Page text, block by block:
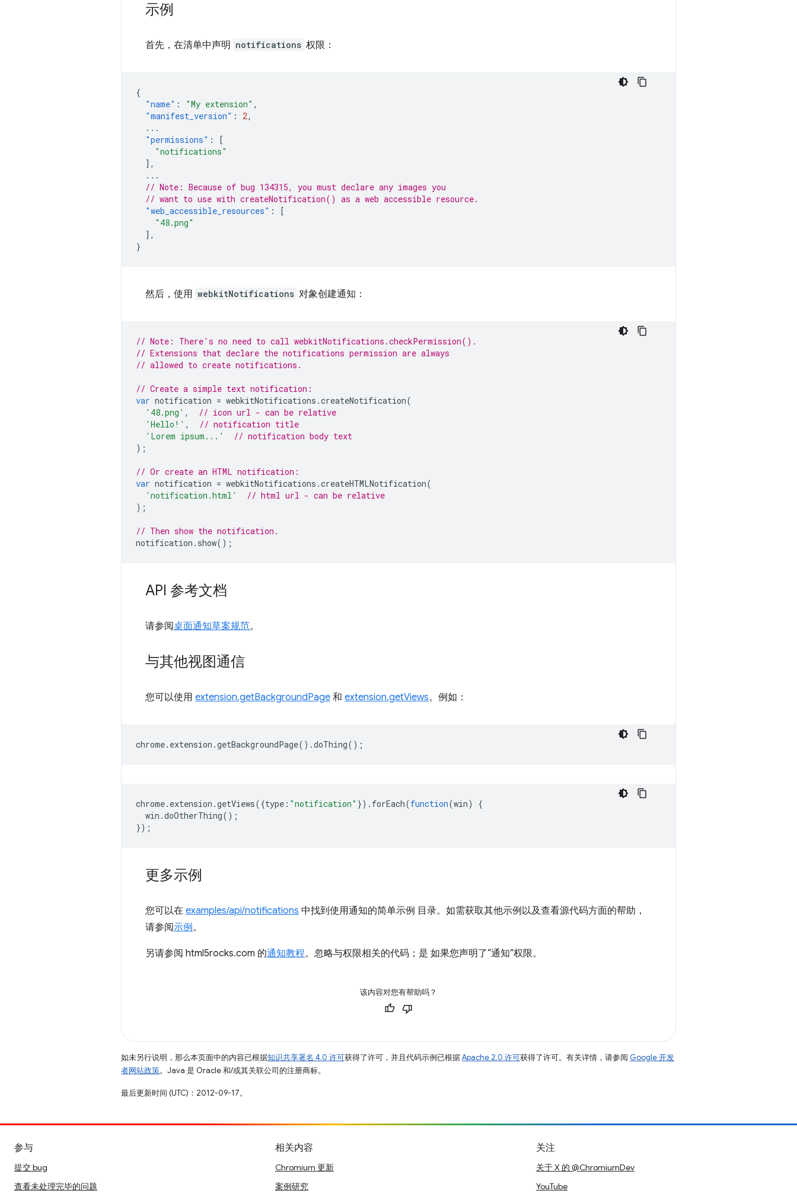
示例
首先，在清单中声明 notifications 权限：
{
"name" : "My extension" ,
"manifest_version" : 2,
...
"permissions" :
[
"notifications"
],
...
// Note: Because of bug 134315, you must declare any images you
// want to use with createNotification() as a web accessible resource.
"web_accessible_resources" :
[
"48.png"
],
}
然后，使用 webkitNotifications 对象创建通知：
// Note: There's no need to call webkitNotifications.checkPermission().
// Extensions that declare the notifications permission are always
// allowed to create notifications.
// Create a simple text notification:
var notification = webkitNotifications .createNotification(
'48.png' ,
// icon url - can be relative
'Hello!' ,
// notification title
'Lorem ipsum...'
// notification body text
);
// Or create an HTML notification:
var notification = webkitNotifications .createHTMLNotification(
'notification.html'
// html url - can be relative
);
// Then show the notification.
notification . show();
API 参考文档
请参阅桌面通知草案规范。
与其他视图通信
您可以使用 extension.getBackgroundPage 和 extension.getViews。例如：
chrome. extension .getBackgroundPage().doThing();
chrome. extension .getViews({type : "notification" }). forEach(function(win)
{
win .doOtherThing();
});
更多示例
您可以在 examples/api/notifications 中找到使用通知的简单示例 目录。如需获取其他示例以及查看源代码方面的帮助，
请参阅示例。
另请参阅 html5rocks.com 的通知教程。忽略与权限相关的代码；是 如果您声明了“通知”权限。
该内容对您有帮助吗？
如未另行说明，那么本页面中的内容已根据知识共享署名 4.0 许可获得了许可，并且代码示例已根据Apache 2.0 许可获得了许可。有关详情，请参阅 Google 开发
者网站政策。Java 是 Oracle 和/或其关联公司的注册商标。
最后更新时间 (UTC)：2012-09-17。
参与
提交 bug
查看未处理完毕的问题
相关内容
Chromium 更新
案例研究
关注
关于 X 的 @ChromiumDev
YouTube